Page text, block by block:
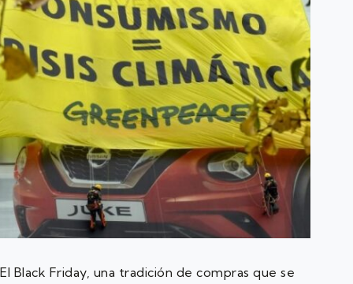
El Black Friday, una tradición de compras que se